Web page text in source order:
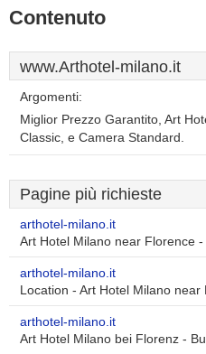
Contenuto
www.Arthotel-milano.it
Argomenti:
Miglior Prezzo Garantito, Art
Classic, e Camera Standard.
Pagine più richieste
arthotel-milano.it
Art Hotel Milano near Florence
arthotel-milano.it
Location - Art Hotel Milano near
arthotel-milano.it
Art Hotel Milano bei Florenz -